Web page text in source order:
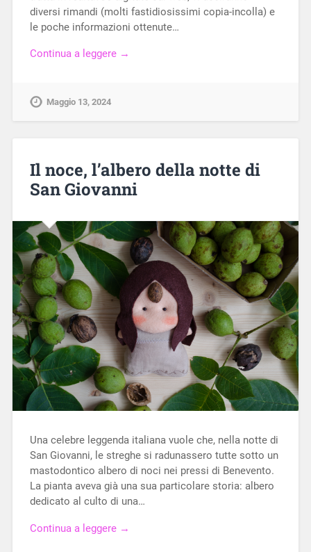
diversi rimandi (molti fastidiosissimi copia-incolla) e
le poche informazioni ottenute…
Continua a leggere →
Maggio 13, 2024
Il noce, l’albero della notte di
San Giovanni
Una celebre leggenda italiana vuole che, nella notte di
San Giovanni, le streghe si radunassero tutte sotto un
mastodontico albero di noci nei pressi di Benevento.
La pianta aveva già una sua particolare storia: albero
dedicato al culto di una…
Continua a leggere →